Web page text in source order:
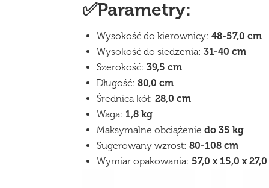
✅Parametry:
Wysokość do kierownicy: 48-57,0 cm
Wysokość do siedzenia: 31-40 cm
Szerokość: 39,5 cm
Długość: 80,0 cm
Średnica kół: 28,0 cm
Waga: 1,8 kg
Maksymalne obciążenie do 35 kg
Sugerowany wzrost: 80-108 cm
Wymiar opakowania: 57,0 x 15,0 x